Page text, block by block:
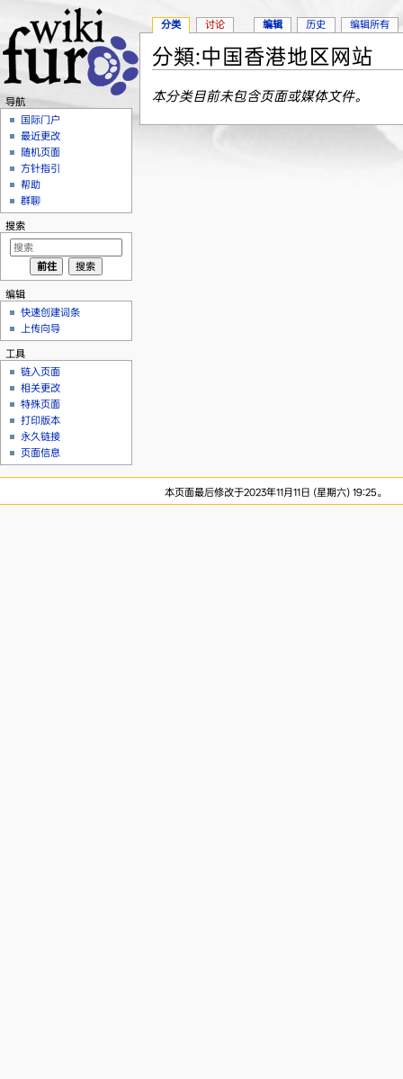
分類:中国香港地区网站
本分类目前未包含页面或媒体文件。
分类 讨论 编辑 历史 编辑所有
导航
国际门户
最近更改
随机页面
方针指引
帮助
群聊
搜索
编辑
快速创建词条
上传向导
工具
链入页面
相关更改
特殊页面
打印版本
永久链接
页面信息
本页面最后修改于2023年11月11日 (星期六) 19:25。